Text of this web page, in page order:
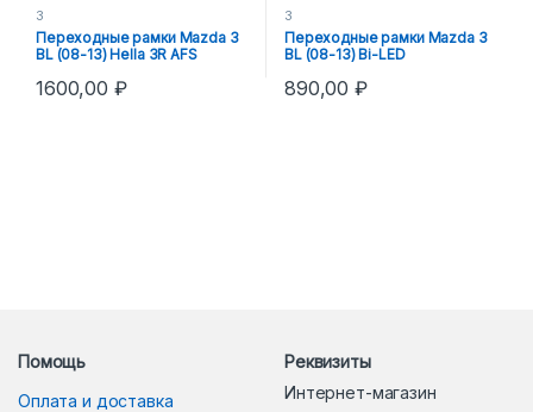
3
Переходные рамки Mazda 3
BL (08-13) Hella 3R AFS
1600,00 ₽
3
Переходные рамки Mazda 3
BL (08-13) Bi-LED
890,00₽
Помощь
Оплата и доставка
Реквизиты
Интернет-магазин